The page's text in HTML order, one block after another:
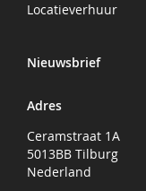
Locatieverhuur
Nieuwsbrief
Adres
Ceramstraat 1A
5013BB Tilburg
Nederland